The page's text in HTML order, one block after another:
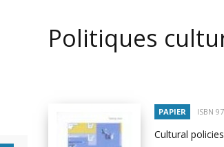
Politiques
PAPIER ISBN
Cultural